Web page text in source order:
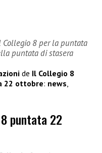
8 per la puntata
puntata di stasera
de Il Collegio 8
22 ottobre: news,
puntata 22